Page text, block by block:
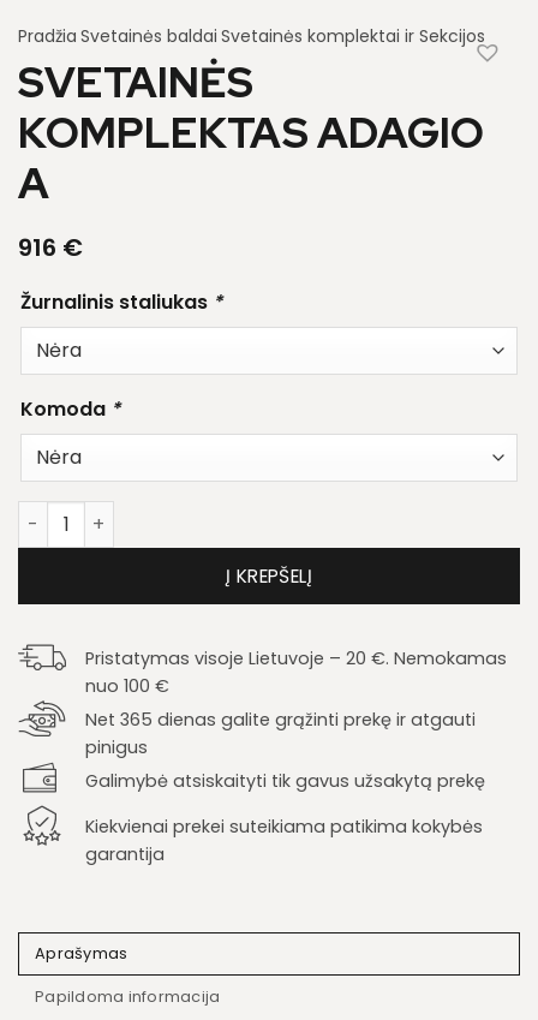
Pradžia Svetainės baldai Svetainės komplektai ir Sekcijos
SVETAINĖS
KOMPLEKTAS ADAGIO
A
916 €
Žurnalinis staliukas *
Komoda *
produkto kiekis: Svetainės komplektas Adagio A
Į KREPŠELĮ
Pristatymas visoje Lietuvoje – 20 €. Nemokamas
nuo 100 €
Net 365 dienas galite grąžinti prekę ir atgauti
pinigus
Galimybė atsiskaityti tik gavus užsakytą prekę
Kiekvienai prekei suteikiama patikima kokybės
garantija
Aprašymas
Papildoma informacija